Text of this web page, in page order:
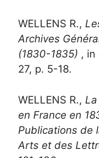
WELLENS R.,
Archives
(1830-1835) , in
27, p. 5-18.
WELLENS R.,
en France en
Publications de
Arts et des